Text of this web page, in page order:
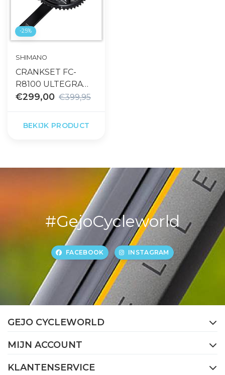
-25%
SHIMANO
CRANKSET FC-
R8100 ULTEGRA
12SP. 175MM
€299,00 €399,95
BEKIJK PRODUCT
#GejoCycleworld
FACEBOOK INSTAGRAM
GEJO CYCLEWORLD
MIJN ACCOUNT
KLANTENSERVICE